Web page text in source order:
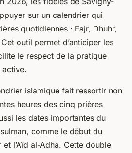
sur un calendrier qui
quotidiennes : Fajr, Dhuhr,
outil permet d’anticiper les
le respect de la pratique
active.
islamique fait ressortir non
heures des cinq prières
les dates importantes du
comme le début du
et l’Aïd al-Adha. Cette double